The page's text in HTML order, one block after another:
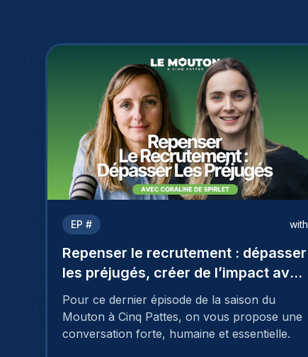
EP # with
Repenser le recrutement : dépasser
les préjugés, créer de l’impact avec
Coraline De Spirlet
Pour ce dernier épisode de la saison du
Mouton à Cinq Pattes, on vous propose une
conversation forte, humaine et essentielle.